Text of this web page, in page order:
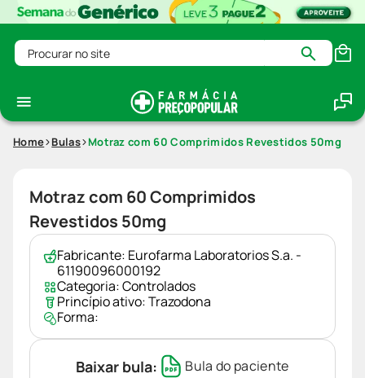
Procurar no site
Home Bulas Motraz com 60 Comprimidos Revestidos 50mg
Motraz com 60 Comprimidos
Revestidos 50mg
Fabricante: Eurofarma Laboratorios S.a. -
61190096000192
Categoria:Controlados
Princípio ativo:Trazodona
Forma:
Baixar bula: Bula do paciente